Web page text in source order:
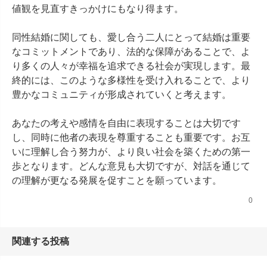
値観を見直すきっかけにもなり得ます。
同性結婚に関しても、愛し合う二人にとって結婚は重要
なコミットメントであり、法的な保障があることで、よ
り多くの人々が幸福を追求できる社会が実現します。最
終的には、このような多様性を受け入れることで、より
豊かなコミュニティが形成されていくと考えます。
あなたの考えや感情を自由に表現することは大切です
し、同時に他者の表現を尊重することも重要です。お互
いに理解し合う努力が、より良い社会を築くための第一
歩となります。どんな意見も大切ですが、対話を通じて
の理解が更なる発展を促すことを願っています。
0
関連する投稿